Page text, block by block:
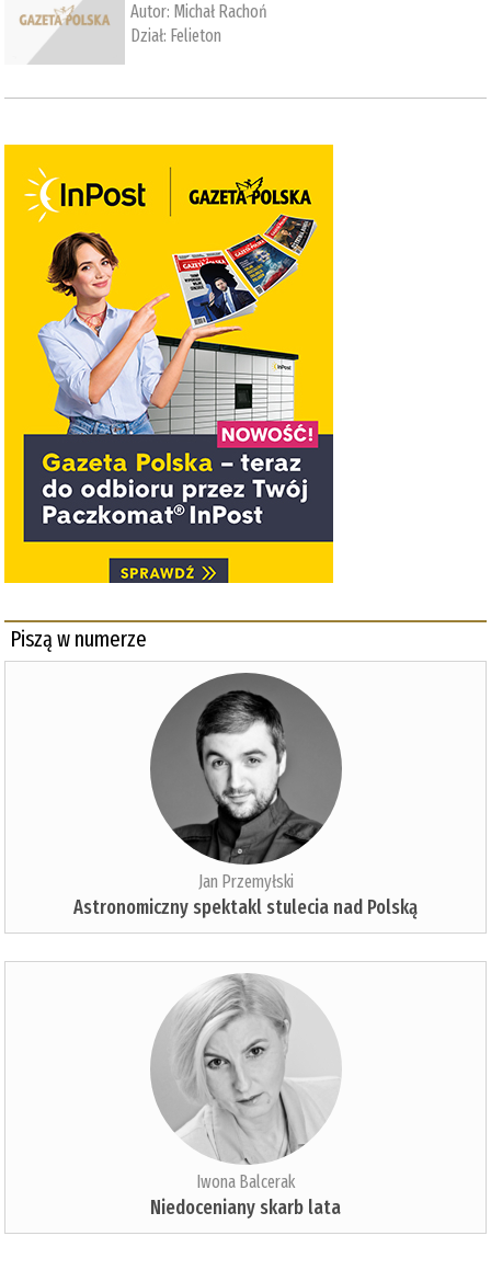
Autor: Michał Rachoń
Dział: Felieton
Piszą w numerze
Jan Przemyłski
Astronomiczny spektakl stulecia nad Polską
Iwona Balcerak
Niedoceniany skarb lata